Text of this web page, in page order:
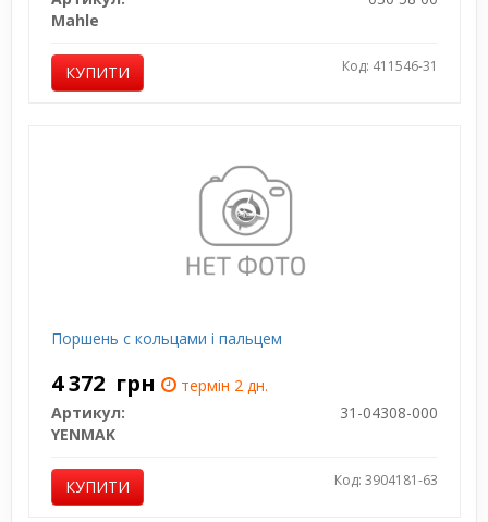
Mahle
КУПИТИ Код: 411546-31
Поршень с кольцами і пальцем
4 372 грн
термін 2 дн.
Артикул:
31-04308-000
YENMAK
КУПИТИ Код: 3904181-63